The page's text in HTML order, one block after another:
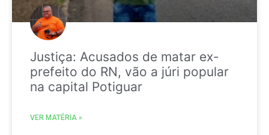
Justiça: Acusados de matar ex-
prefeito do RN, vão a júri popular
na capital Potiguar
VER MATÉRIA »